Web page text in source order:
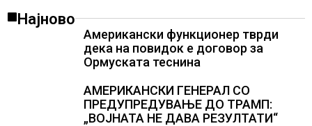
Најново
Американски функционер тврди
дека на повидок е договор за
Ормуската теснина
АМЕРИКАНСКИ ГЕНЕРАЛ СО
ПРЕДУПРЕДУВАЊЕ ДО ТРАМП:
„ВОЈНАТА НЕ ДАВА РЕЗУЛТАТИ“